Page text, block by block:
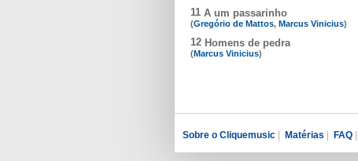
11 A um passarinho
(Gregório de Mattos, Marcus Vinicius)
12 Homens de pedra
(Marcus Vinicius)
Sobre o Cliquemusic Matérias FAQ